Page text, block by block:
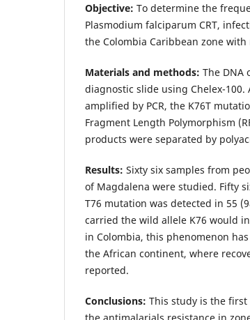
Objective: To determine the
Plasmodium falciparum CRT,
the Colombia Caribbean zone
Materials and methods: The DNA
diagnostic slide using Chelex-
amplified by PCR, the K76T
Fragment Length Polymorphism
products were separated by
Results: Sixty six samples from
of Magdalena were studied. Fifty
T76 mutation was detected in 55
carried the wild allele K76 would
in Colombia, this phenomenon
the African continent, where
reported.
Conclusions: This study is the